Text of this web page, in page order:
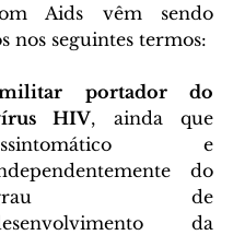
Aids vêm sendo
nos seguintes termos:
portador do
HIV, ainda que
e
do
de
da